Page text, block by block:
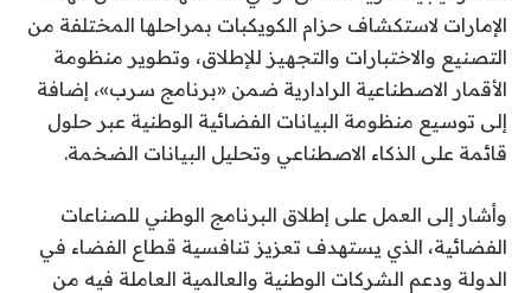
الإمارات لاستكشاف حزام الكويكبات بمراحلها المختلفة من
التصنيع والاختبارات والتجهيز للإطلاق، وتطوير منظومة
الأقمار الاصطناعية الرادارية ضمن «برنامج سرب»، إضافة
إلى توسيع منظومة البيانات الفضائية الوطنية عبر حلول
قائمة على الذكاء الاصطناعي وتحليل البيانات الضخمة.
وأشار إلى العمل على إطلاق البرنامج الوطني للصناعات
الفضائية، الذي يستهدف تعزيز تنافسية قطاع الفضاء في
الدولة ودعم الشركات الوطنية والعالمية العاملة فيه من